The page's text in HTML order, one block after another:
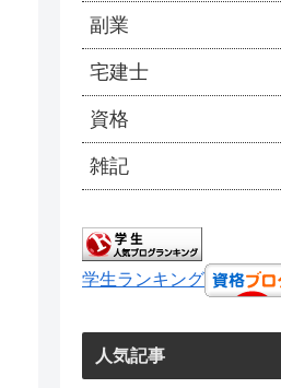
副業
宅建士
資格
雑記
学生ランキング
人気記事